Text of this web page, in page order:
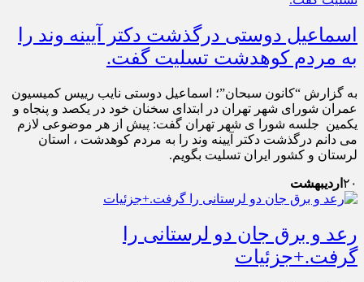
اسماعیل دوستی درگذشت دکتر آیینه وند را
به مردم کوهدشت تسلیت گفت.
به گزارش “کانون سبحان”؛ اسماعیل دوستی نایب رییس کمیسیون
عمران شورای شهر تهران در ابتدای سخنان خود در یکصد و پنجاه و
یکمین جلسه شورا ی شهر تهران گفت: پیش از هر موضوعی لازم
می دانم درگذشت دکتر آیینه وند را به مردم کوهدشت ، استان
لرستان و کشور ایران تسلیت بگویم.
۲۰ اردیبهشت
رعد و برق جان دو لرستانی را
گرفت.+جزئیات